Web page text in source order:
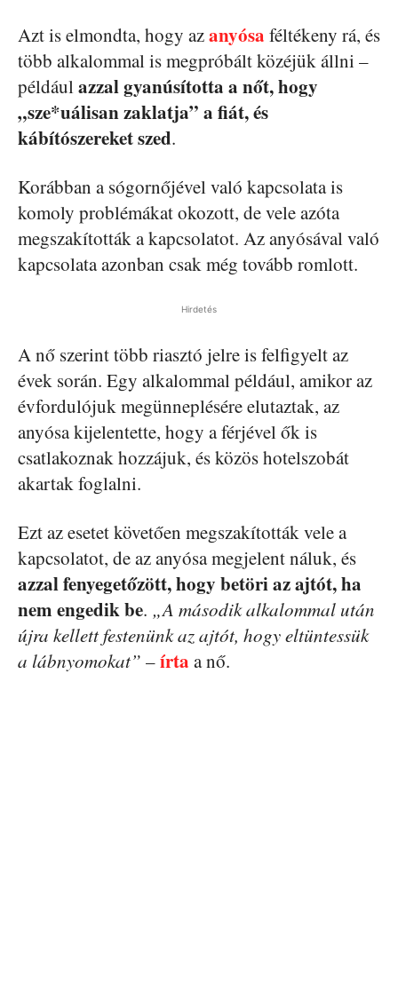
Azt is elmondta, hogy azanyósa féltékeny rá, és
több alkalommal is megpróbált közéjük állni –
példáulazzal gyanúsította a nőt, hogy
„sze*uálisan zaklatja” a fiát, és
kábítószereket szed.
Korábban a sógornőjével való kapcsolata is
komoly problémákat okozott, de vele azóta
megszakították a kapcsolatot. Az anyósával való
kapcsolata azonban csak még tovább romlott.
Hirdetés
A nő szerint több riasztó jelre is felfigyelt az
évek során. Egy alkalommal például, amikor az
évfordulójuk megünneplésére elutaztak, az
anyósa kijelentette, hogy a férjével ők is
csatlakoznak hozzájuk, és közös hotelszobát
akartak foglalni.
Ezt az esetet követően megszakították vele a
kapcsolatot, de az anyósa megjelent náluk, és
azzal fenyegetőzött, hogy betöri az ajtót, ha
nem engedik be. „A második alkalommal után
újra kellett festenünk az ajtót, hogy eltüntessük
a lábnyomokat” –írta a nő.